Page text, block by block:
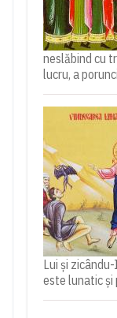
neslăbind cu
lucru, a
Lui și
este lunatic și